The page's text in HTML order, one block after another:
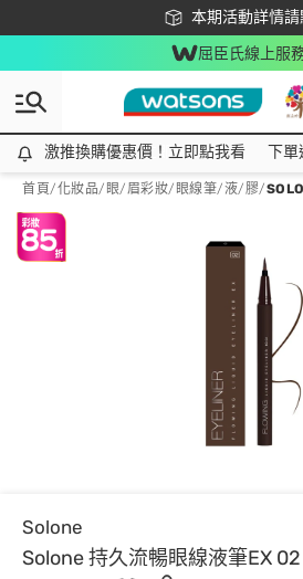
本期活動詳情
下載app最高回饋
屈臣氏線上服
激推換購優惠價！立即點我看
激推換購優惠價！立即點我看 下單
首頁/化妝品/ 眼/眉彩妝/ 眼線筆/液/膠/
Solone
Solone 持久流暢眼線液筆EX